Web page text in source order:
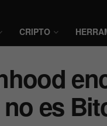
CRIPTO
es